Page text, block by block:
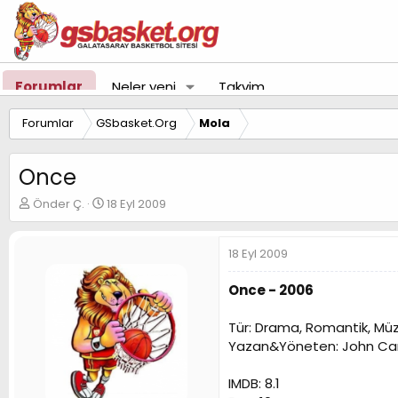
Forumlar Neler yeni Takvim
Forumlar GSbasket.Org Mola
Once
K
o
Önder Ç.
B
a
a
n
g
ı
ç
t
a
r
18 Eyl 2009
18 Eyl 2009
Once - 2006
Tür: Drama, Romantik,
Yazan&Yöneten: John
IMDB: 8.1